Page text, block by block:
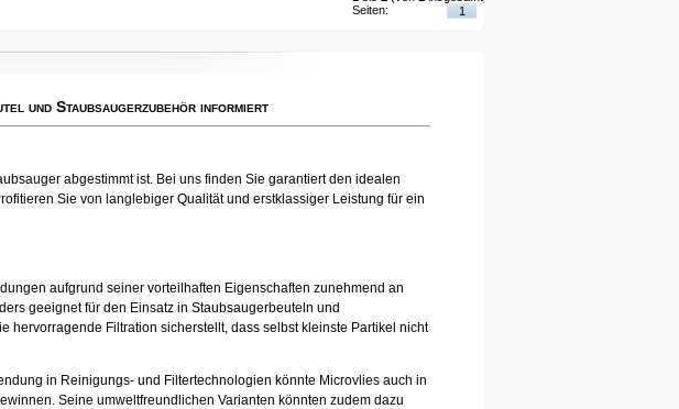
Seiten:
1
und Staubsaugerzubehör informiert
abgestimmt ist. Bei uns finden Sie garantiert den idealen
Sie von langlebiger Qualität und erstklassiger Leistung für ein
aufgrund seiner vorteilhaften Eigenschaften zunehmend an
geeignet für den Einsatz in Staubsaugerbeuteln und
hervorragende Filtration sicherstellt, dass selbst kleinste Partikel nicht
in Reinigungs- und Filtertechnologien könnte Microvlies auch in
Seine umweltfreundlichen Varianten könnten zudem dazu